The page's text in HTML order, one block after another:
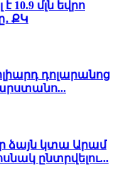
10.9 մլն եվրո
ՔԿ
դոլարանոց
ձայն կտա Արամ
ընտրվելու...